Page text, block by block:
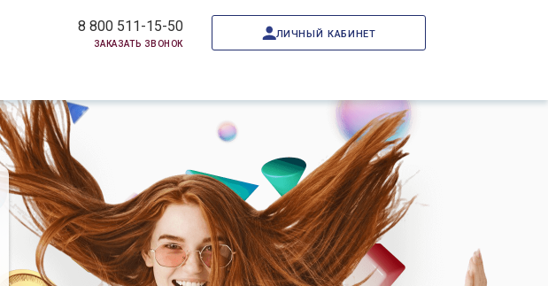
8 800 511-15-50
заказать звонок
личный кабинет